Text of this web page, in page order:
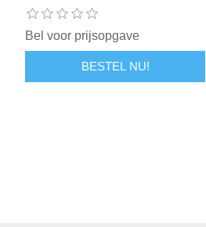
Bel voor prijsopgave
BESTEL NU!